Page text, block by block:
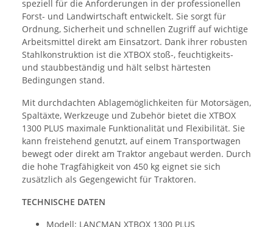
speziell für die Anforderungen in der professionellen
Forst- und Landwirtschaft entwickelt. Sie sorgt für
Ordnung, Sicherheit und schnellen Zugriff auf wichtige
Arbeitsmittel direkt am Einsatzort. Dank ihrer robusten
Stahlkonstruktion ist die XTBOX stoß-, feuchtigkeits-
und staubbeständig und hält selbst härtesten
Bedingungen stand.
Mit durchdachten Ablagemöglichkeiten für Motorsägen,
Spaltäxte, Werkzeuge und Zubehör bietet die XTBOX
1300 PLUS maximale Funktionalität und Flexibilität. Sie
kann freistehend genutzt, auf einem Transportwagen
bewegt oder direkt am Traktor angebaut werden. Durch
die hohe Tragfähigkeit von 450 kg eignet sie sich
zusätzlich als Gegengewicht für Traktoren.
TECHNISCHE DATEN
Modell: LANCMAN XTBOX 1300 PLUS